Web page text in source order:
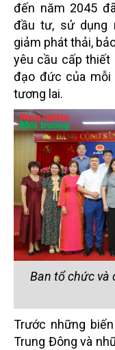
đến năm 2045
đầu tư, sử dụng
giảm phát thải,
yêu cầu cấp thiết
đạo đức của mỗi
tương lai.
Ban tổ chức và
Trước những
Trung Đông và